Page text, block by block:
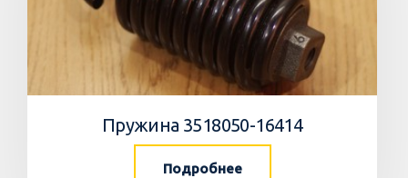
Пружина 3518050-16414
Подробнее